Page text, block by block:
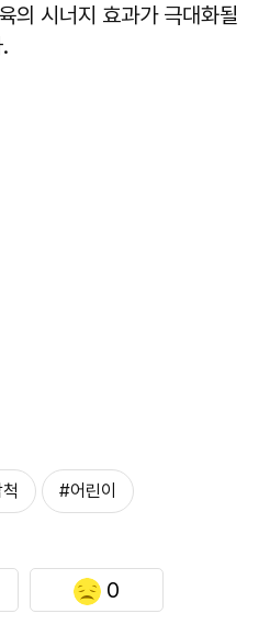
의 시너지 효과가 극대화될
#어린이
0